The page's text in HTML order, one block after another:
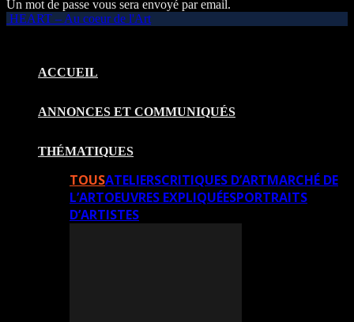
Un mot de passe vous sera envoyé par email.
HEART – Au coeur de l'Art
ACCUEIL
ANNONCES ET COMMUNIQUÉS
THÉMATIQUES
TOUSATELIERSCRITIQUES D’ARTMARCHÉ DE
L’ARTOEUVRES EXPLIQUÉESPORTRAITS
D’ARTISTES